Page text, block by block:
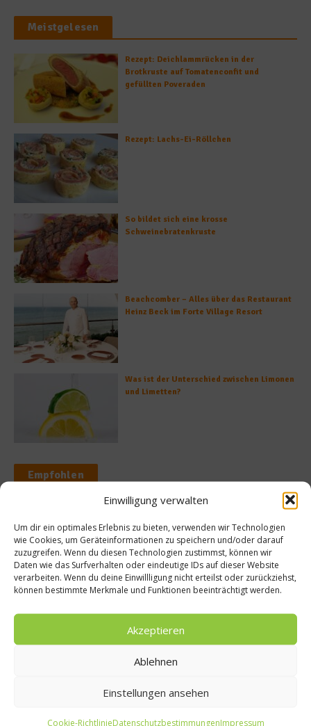
Einwilligung verwalten
Um dir ein optimales Erlebnis zu bieten, verwenden wir Technologien
wie Cookies, um Geräteinformationen zu speichern und/oder darauf
zuzugreifen. Wenn du diesen Technologien zustimmst, können wir
Daten wie das Surfverhalten oder eindeutige IDs auf dieser Website
verarbeiten. Wenn du deine Einwillligung nicht erteilst oder zurückziehst,
können bestimmte Merkmale und Funktionen beeinträchtigt werden.
Akzeptieren
Ablehnen
Einstellungen ansehen
Cookie-RichtlinieDatenschutzbestimmungenImpressum
Meistgelesen
Rezept: Deichlammrücken in der
Brotkruste auf Tomatenconfit und
gefüllten Poveraden
Rezept: Lachs-Ei-Röllchen
So bildet sich eine krosse
Schweinebratenkruste
Beachcomber – Alles über das Restaurant
Heinz Beck im Forte Village Resort
Was ist der Unterschied zwischen Limonen
und Limetten?
Empfohlen
Verschwendung
Brot: Zu gut
Tonne!
Mai 2017
Gastro &
Die Weine
Andrian
3.
Was isst Deutschland